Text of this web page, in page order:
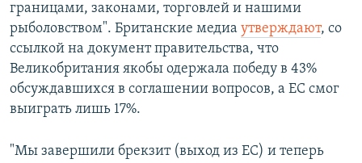
границами, законами, торговлей и нашими
рыболовством". Британские медиа утверждают, со
ссылкой на документ правительства, что
Великобритания якобы одержала победу в 43%
обсуждавшихся в соглашении вопросов, а ЕС смог
выиграть лишь 17%.
"Мы завершили брекзит (выход из ЕС) и теперь